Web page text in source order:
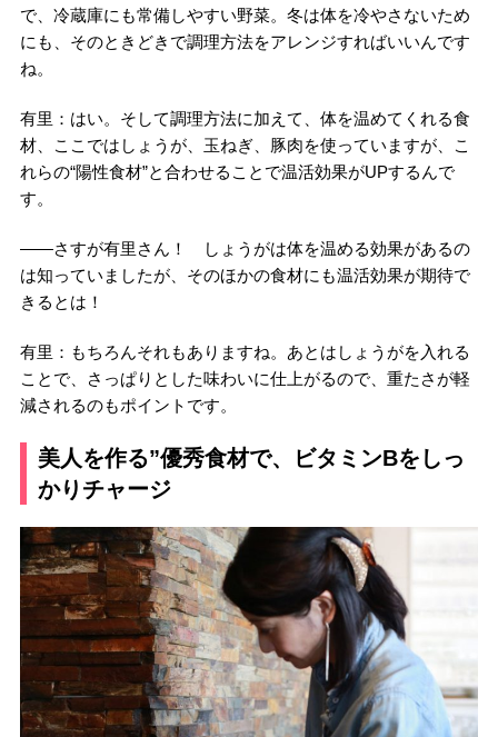
で、冷蔵庫にも常備しやすい野菜。冬は体を冷やさないため
にも、そのときどきで調理方法をアレンジすればいいんです
ね。
有里：はい。そして調理方法に加えて、体を温めてくれる食
材、ここではしょうが、玉ねぎ、豚肉を使っていますが、こ
れらの“陽性食材”と合わせることで温活効果がUPするんで
す。
――さすが有里さん！ しょうがは体を温める効果があるの
は知っていましたが、そのほかの食材にも温活効果が期待で
きるとは！
有里：もちろんそれもありますね。あとはしょうがを入れる
ことで、さっぱりとした味わいに仕上がるので、重たさが軽
減されるのもポイントです。
美人を作る”優秀食材で、ビタミンBをしっ
かりチャージ